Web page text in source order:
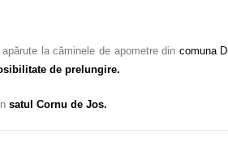
la căminele de apometre din comuna
de prelungire.
satul Cornu de Jos.